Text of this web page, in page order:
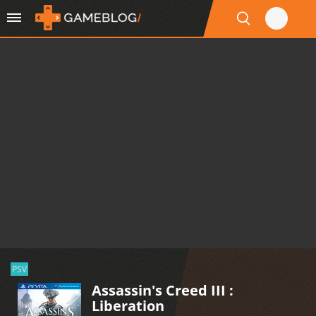
PSV
Assassin's Creed III :
Liberation